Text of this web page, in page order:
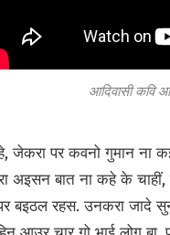
आदिवासी कवि
जेकरा पर कवनो गुमान
अइसन बात ना कहे के
बइठल रहस. उनकरा जादे